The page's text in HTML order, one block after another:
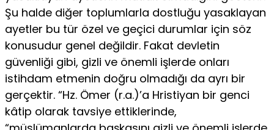
Şu halde diğer toplumlarla dostluğu yasaklayan
ayetler bu tür özel ve geçici durumlar için söz
konusudur genel değildir. Fakat devletin
güvenliği gibi, gizli ve önemli işlerde onları
istihdam etmenin doğru olmadığı da ayrı bir
gerçektir. “Hz. Ömer (r.a.)’a Hristiyan bir genci
kâtip olarak tavsiye ettiklerinde,